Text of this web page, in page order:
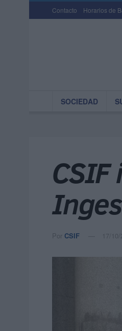
Contacto Horarios de
SOCIEDAD
Por CSIF 17/